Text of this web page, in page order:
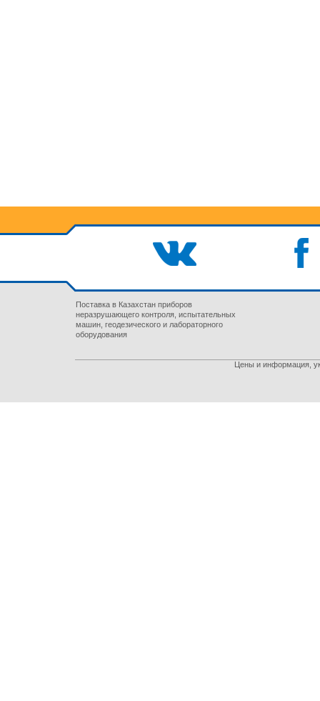
Поставка в Казахстан приборов
неразрушающего контроля, испытательных
машин, геодезического и лабораторного
оборудования
Цены и информация,